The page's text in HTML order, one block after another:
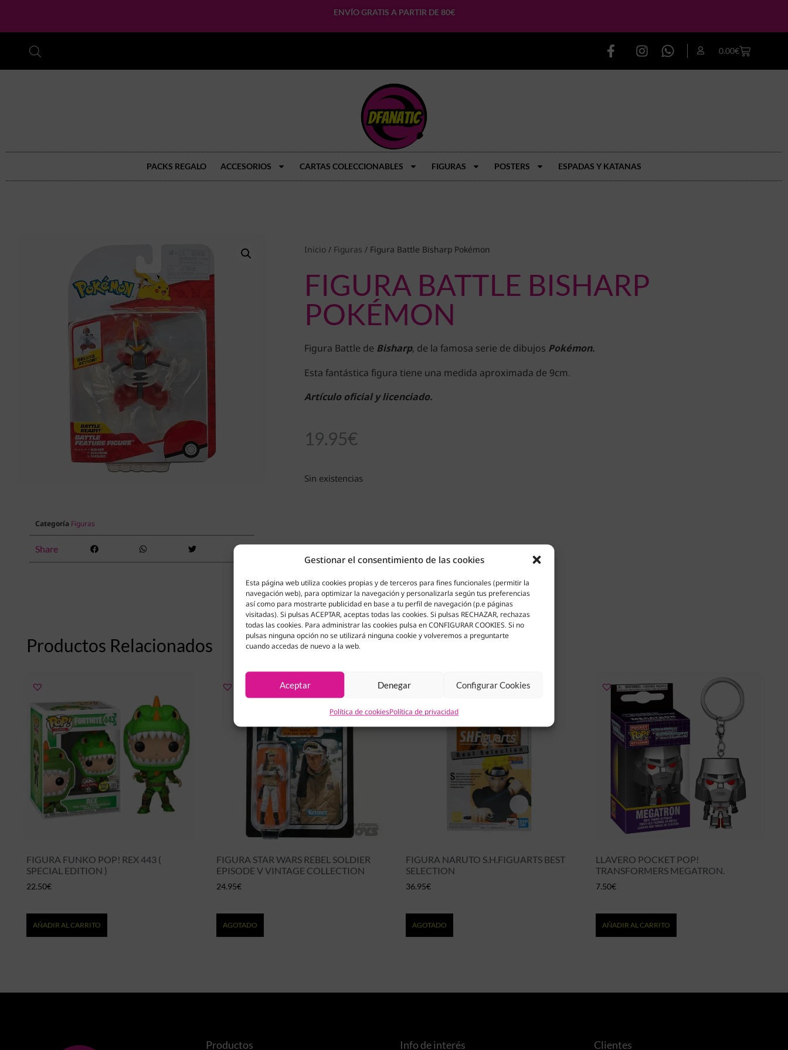
Gestionar el consentimiento de las cookies
Esta página web utiliza cookies propias y de terceros para fines funcionales (permitir la
navegación web), para optimizar la navegación y personalizarla según tus preferencias
así como para mostrarte publicidad en base a tu perfil de navegación (p.e páginas
visitadas). Si pulsas ACEPTAR, aceptas todas las cookies. Si pulsas RECHAZAR, rechazas
todas las cookies. Para administrar las cookies pulsa en CONFIGURAR COOKIES. Si no
pulsas ninguna opción no se utilizará ninguna cookie y volveremos a preguntarte
cuando accedas de nuevo a la web.
Aceptar Denegar Configurar Cookies
Política de cookiesPolítica de privacidad
ENVÍO GRATIS A PARTIR DE 80€
0.00€
PACKS REGALO ACCESORIOS CARTAS COLECCIONABLES FIGURAS POSTERS ESPADAS Y KATANAS
Categoría Figuras
Share
Inicio/ Figuras / Figura Battle Bisharp Pokémon
FIGURA BATTLE BISHARP
POKÉMON
Figura Battle de Bisharp, de la famosa serie de dibujos Pokémon.
Esta fantástica figura tiene una medida aproximada de 9cm.
Artículo oficial y licenciado.
19.95€
Sin existencias
Productos Relacionados
FIGURA FUNKO POP! REX 443 (
SPECIAL EDITION )
22.50€
AÑADIR AL CARRITO
FIGURA STAR WARS REBEL SOLDIER
EPISODE V VINTAGE COLLECTION
24.95€
AGOTADO
FIGURA NARUTO S.H.FIGUARTS BEST
SELECTION
36.95€
AGOTADO
LLAVERO POCKET POP!
TRANSFORMERS MEGATRON.
7.50€
AÑADIR AL CARRITO
Productos Info de interés Clientes